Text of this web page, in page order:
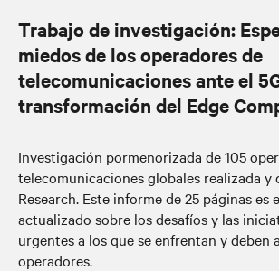
Trabajo de investigación:
miedos de los operadores de
telecomunicaciones ante el
transformación del Edge
Investigación pormenorizada de 105
telecomunicaciones globales realizada y
Research. Este informe de 25 páginas es
actualizado sobre los desafíos y las
urgentes a los que se enfrentan y deben
operadores.